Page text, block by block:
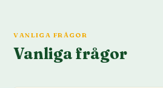
VANLIGA FRÅGOR
Vanliga frågor